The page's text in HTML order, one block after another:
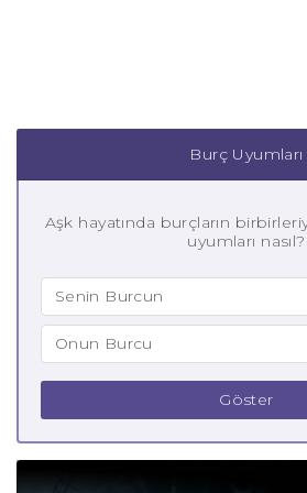
Burç Uyumları
Aşk hayatında burçların
uyumları nasıl?
Göster